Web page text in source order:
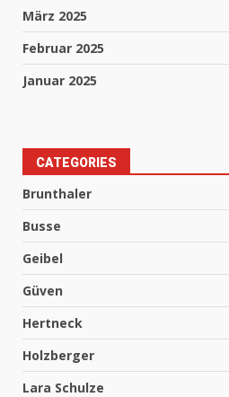
März 2025
Februar 2025
Januar 2025
CATEGORIES
Brunthaler
Busse
Geibel
Güven
Hertneck
Holzberger
Lara Schulze